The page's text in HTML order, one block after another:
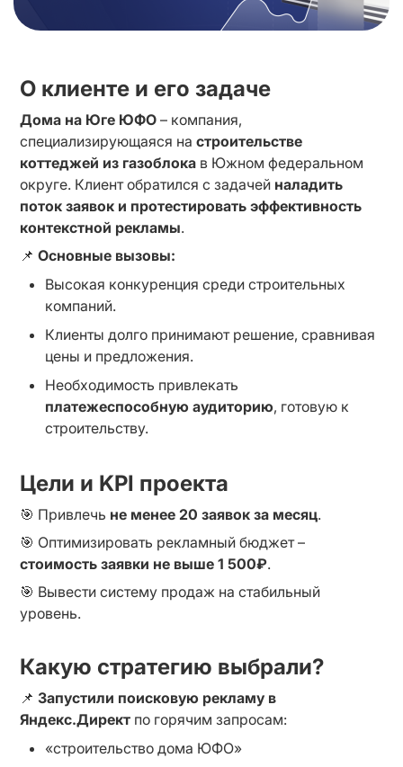
О клиенте и его задаче
Дома на Юге ЮФО – компания,
специализирующаяся на строительстве
коттеджей из газоблока в Южном федеральном
округе. Клиент обратился с задачей наладить
поток заявок и протестировать эффективность
контекстной рекламы.
📌 Основные вызовы:
Высокая конкуренция среди строительных
компаний.
Клиенты долго принимают решение, сравнивая
цены и предложения.
платежеспособную аудиторию, готовую к
строительству.
Цели и KPI проекта
🎯 Привлечь не менее 20 заявок за месяц.
стоимость заявки не выше 1 500₽.
🎯 Вывести систему продаж на стабильный
уровень.
Какую стратегию выбрали?
📌 Запустили поисковую рекламу в
Яндекс.Директ по горячим запросам:
«строительство дома ЮФО»